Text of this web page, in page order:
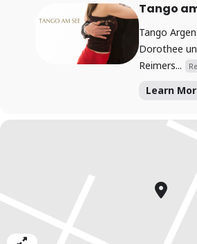
Tango
Tango
Dorothee
Reimers...
Learn